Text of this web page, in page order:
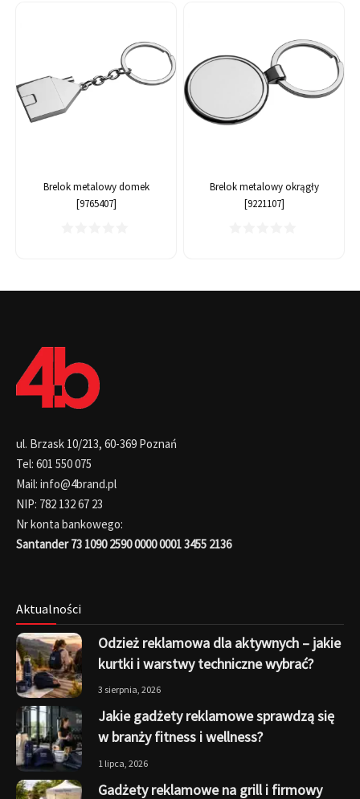
Brelok metalowy domek
[9765407]
Brelok metalowy okrągły
[9221107]
ul. Brzask 10/213, 60-369 Poznań
Tel: 601 550 075
Mail: info@4brand.pl
NIP: 782 132 67 23
Nr konta bankowego:
Santander 73 1090 2590 0000 0001 3455 2136
Aktualności
Odzież reklamowa dla aktywnych – jakie
kurtki i warstwy techniczne wybrać?
3 sierpnia, 2026
Jakie gadżety reklamowe sprawdzą się
w branży fitness i wellness?
1 lipca, 2026
Gadżety reklamowe na grill i firmowy